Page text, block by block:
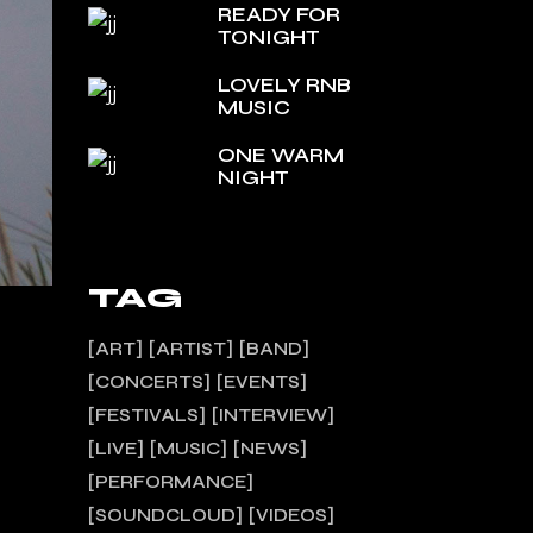
READY FOR
TONIGHT
LOVELY RNB
MUSIC
ONE WARM
NIGHT
TAG
ART ARTIST
BAND
CONCERTS
EVENTS
FESTIVALS
INTERVIEW
LIVE
MUSIC
NEWS
PERFORMANCE
SOUNDCLOUD
VIDEOS